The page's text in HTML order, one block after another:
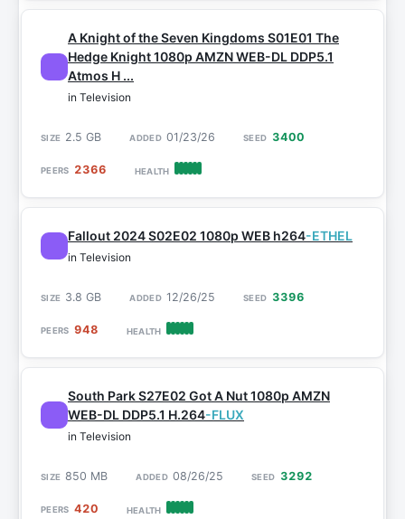
A Knight of the Seven Kingdoms S01E01 The
Hedge Knight 1080p AMZN WEB-DL DDP5.1
Atmos H ...
in Television
2.5 GB 01/23/26 3400
2366
Fallout 2024 S02E02 1080p WEB h264-ETHEL
in Television
3.8 GB 12/26/25 3396
948
South Park S27E02 Got A Nut 1080p AMZN
WEB-DL DDP5.1 H.264-FLUX
in Television
850 MB 08/26/25 3292
420